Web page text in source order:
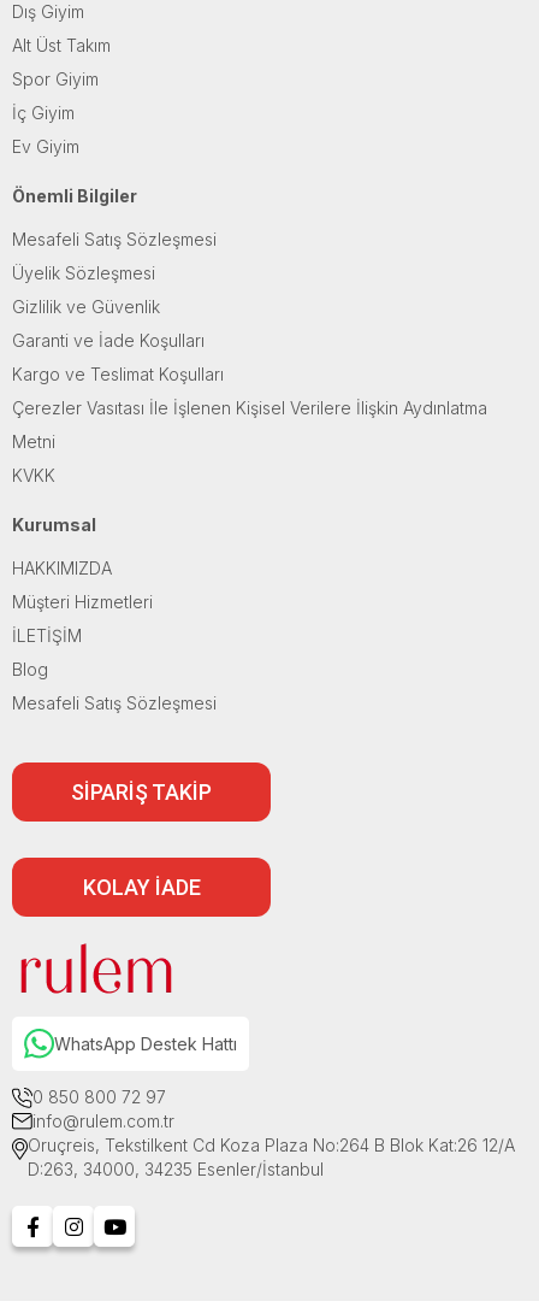
Dış Giyim
Alt Üst Takım
Spor Giyim
İç Giyim
Ev Giyim
Önemli Bilgiler
Mesafeli Satış Sözleşmesi
Üyelik Sözleşmesi
Gizlilik ve Güvenlik
Garanti ve İade Koşulları
Kargo ve Teslimat Koşulları
Çerezler Vasıtası İle İşlenen Kişisel Verilere İlişkin Aydınlatma
Metni
KVKK
Kurumsal
HAKKIMIZDA
Müşteri Hizmetleri
İLETİŞİM
Blog
Mesafeli Satış Sözleşmesi
SİPARİŞ TAKİP
KOLAY İADE
WhatsApp Destek Hattı
0 850 800 72 97
info@rulem.com.tr
Oruçreis, Tekstilkent Cd Koza Plaza No:264 B Blok Kat:26 12/A
D:263, 34000, 34235 Esenler/İstanbul